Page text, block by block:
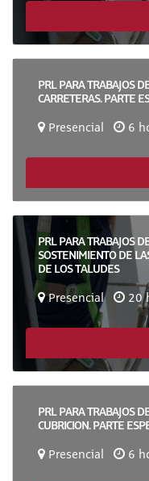
PRL PARA TRABAJOS
CARRETERAS. PARTE
Presencial 6
PRL PARA TRABAJOS
SOSTENIMIENTO DE
DE LOS TALUDES
Presencial 20
PRL PARA TRABAJOS
CUBRICION. PARTE
Presencial 6